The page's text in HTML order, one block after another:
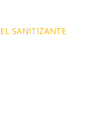
SANITIZANTE